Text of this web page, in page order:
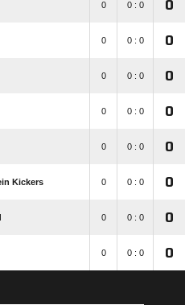
0 0 : 0 0
0 0 : 0 0
0 0 : 0 0
0 0 : 0 0
0 0 : 0 0
Kickers 0 0 : 0 0
0 0 : 0 0
0 0 : 0 0